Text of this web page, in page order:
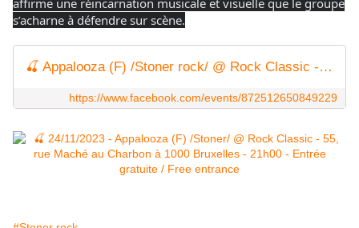
affirme une réincarnation musicale et visuelle que le groupe
s’acharne à défendre sur scène.
🍒 Appalooza (F) /Stoner rock/ @ Rock Classic - 24/11/2023
https://www.facebook.com/events/872512650849229